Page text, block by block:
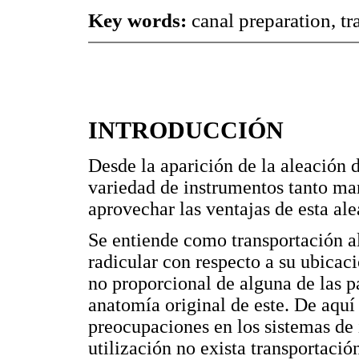
Key words: canal preparation,
INTRODUCCIÓN
Desde la aparición de la aleación
variedad de instrumentos tanto
aprovechar las ventajas de esta
Se entiende como transportación
radicular con respecto a su
no proporcional de alguna de las
anatomía original de este. De
preocupaciones en los sistemas
utilización no exista